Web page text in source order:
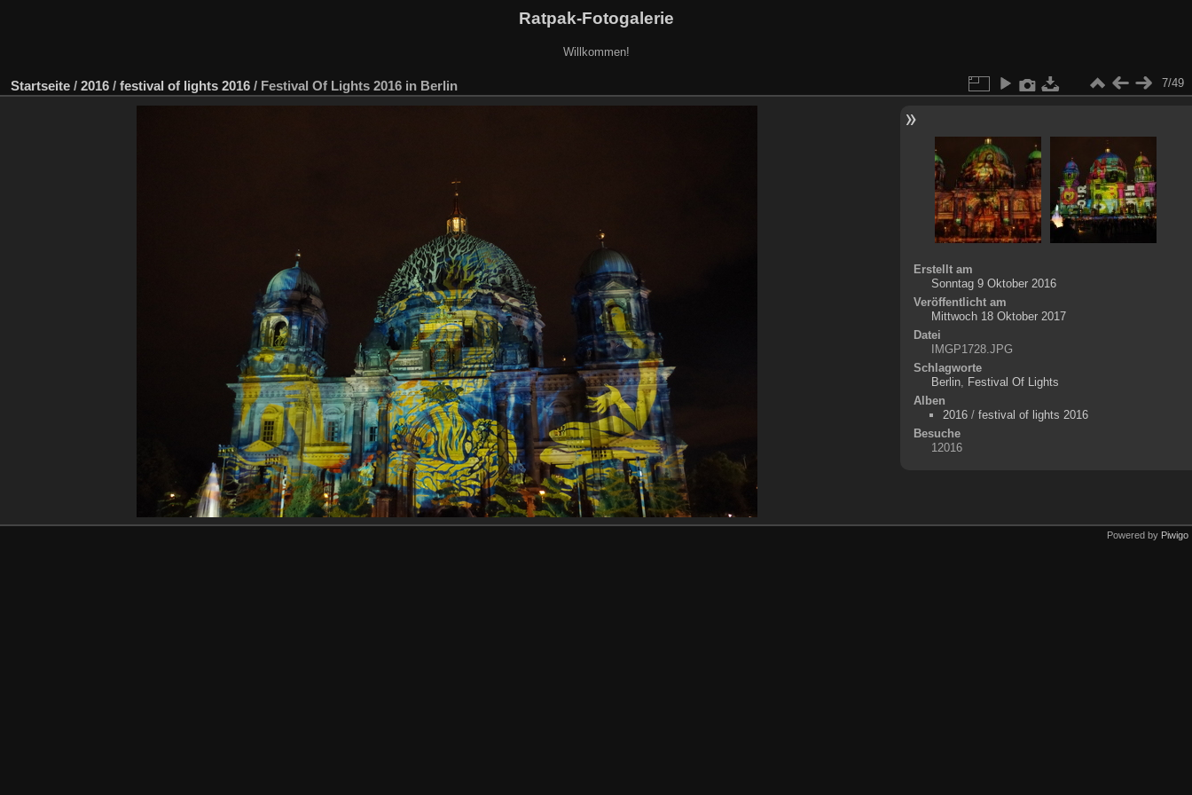
Ratpak-Fotogalerie
Willkommen!
Startseite / 2016 / festival of lights 2016 / Festival Of Lights 2016 in Berlin 7/49
Erstellt am
Sonntag 9 Oktober 2016
Veröffentlicht am
Mittwoch 18 Oktober 2017
Datei
IMGP1728.JPG
Schlagworte
Berlin, Festival Of Lights
Alben
2016/ festival of lights 2016
Besuche
12016
Powered by Piwigo